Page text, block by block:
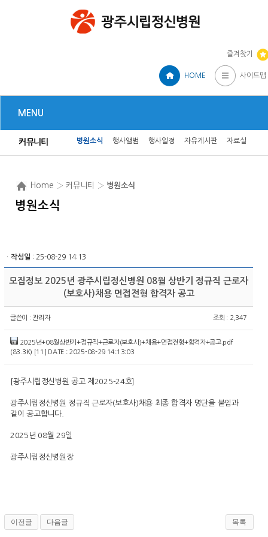
즐겨찾기
HOME 사이트맵
MENU
커뮤니티 병원소식 행사앨범 행사일정 자유게시판 자료실
Home › 커뮤니티 › 병원소식
병원소식
ㆍ 작성일 : 25-08-29 14:13
모집정보 2025년 광주시립정신병원 08월 상반기 정규직 근로자
(보호사)채용 면접전형 합격자 공고
글쓴이 :관리자 조회 : 2,347
2025년+08월상반기+정규직+근로자(보호사)+채용+면접전형+합격자+공고.pdf
(83.3K)
[11] DATE : 2025-08-29 14:13:03
[광주시립정신병원 공고 제2025-24호]
광주시립정신병원 정규직 근로자(보호사)채용 최종 합격자 명단을 붙임과
같이 공고합니다.
2025년 08월 29일
광주시립정신병원장
이전글 다음글 목록